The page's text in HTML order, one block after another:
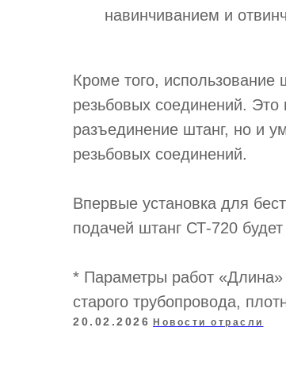
навинчиванием и
Кроме того,
резьбовых соединений.
разъединение штанг, но и
резьбовых соединений.
Впервые установка для
подачей штанг СТ‑720
* Параметры работ «Длина»
старого трубопровода,
20.02.2026 Новости отрасли